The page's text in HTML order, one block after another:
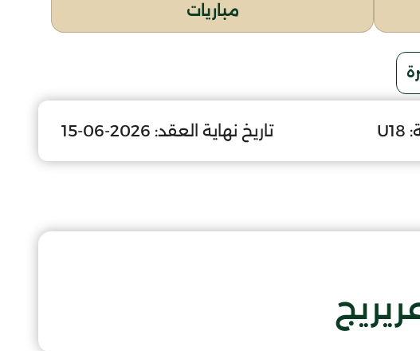
مباريات
U18 تاريخ نهاية العقد: 2026-06-15